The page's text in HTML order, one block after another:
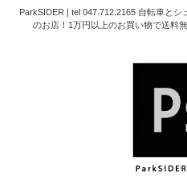
ParkSIDER | tel 047.712.2165 自転車と
のお店！1万円以上のお買い物で送料